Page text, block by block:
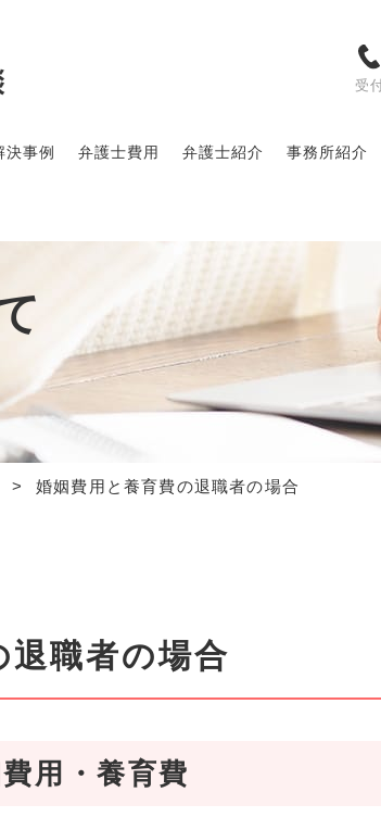
決事例 弁護士費用 弁護士紹介 事務所紹介
受
婚姻費用と養育費の退職者の場合
退職者の場合
用・養育費